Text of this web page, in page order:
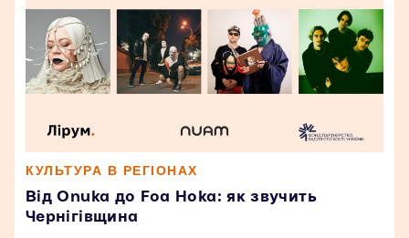
КУЛЬТУРА В РЕГІОНАХ
Від Onuka до Foa Hoka: як звучить
Чернігівщина